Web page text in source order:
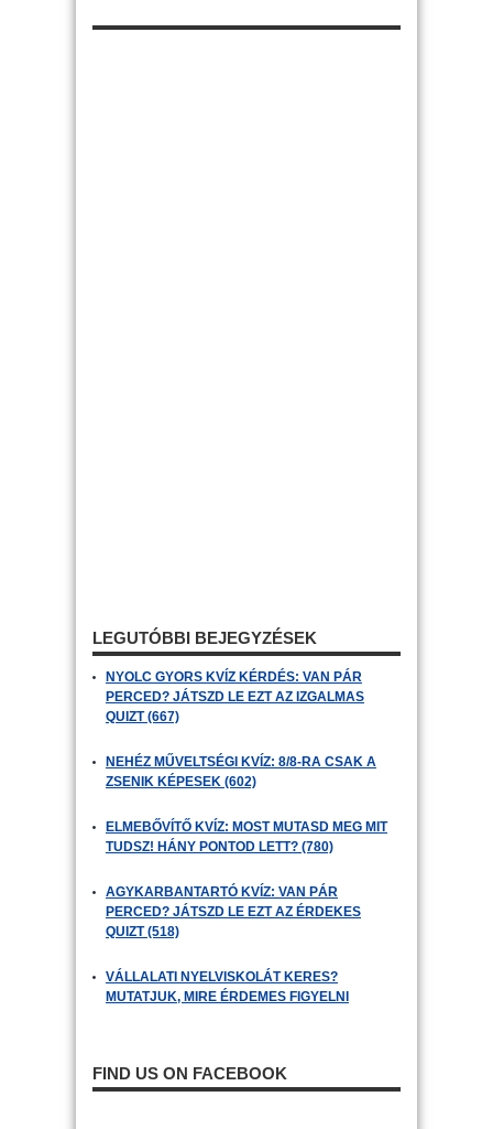
LEGUTÓBBI BEJEGYZÉSEK
NYOLC GYORS KVÍZ KÉRDÉS: VAN PÁR
PERCED? JÁTSZD LE EZT AZ IZGALMAS
QUIZT (667)
NEHÉZ MŰVELTSÉGI KVÍZ: 8/8-RA CSAK A
ZSENIK KÉPESEK (602)
ELMEBŐVÍTŐ KVÍZ: MOST MUTASD MEG MIT
TUDSZ! HÁNY PONTOD LETT? (780)
AGYKARBANTARTÓ KVÍZ: VAN PÁR
PERCED? JÁTSZD LE EZT AZ ÉRDEKES
QUIZT (518)
VÁLLALATI NYELVISKOLÁT KERES?
MUTATJUK, MIRE ÉRDEMES FIGYELNI
FIND US ON FACEBOOK